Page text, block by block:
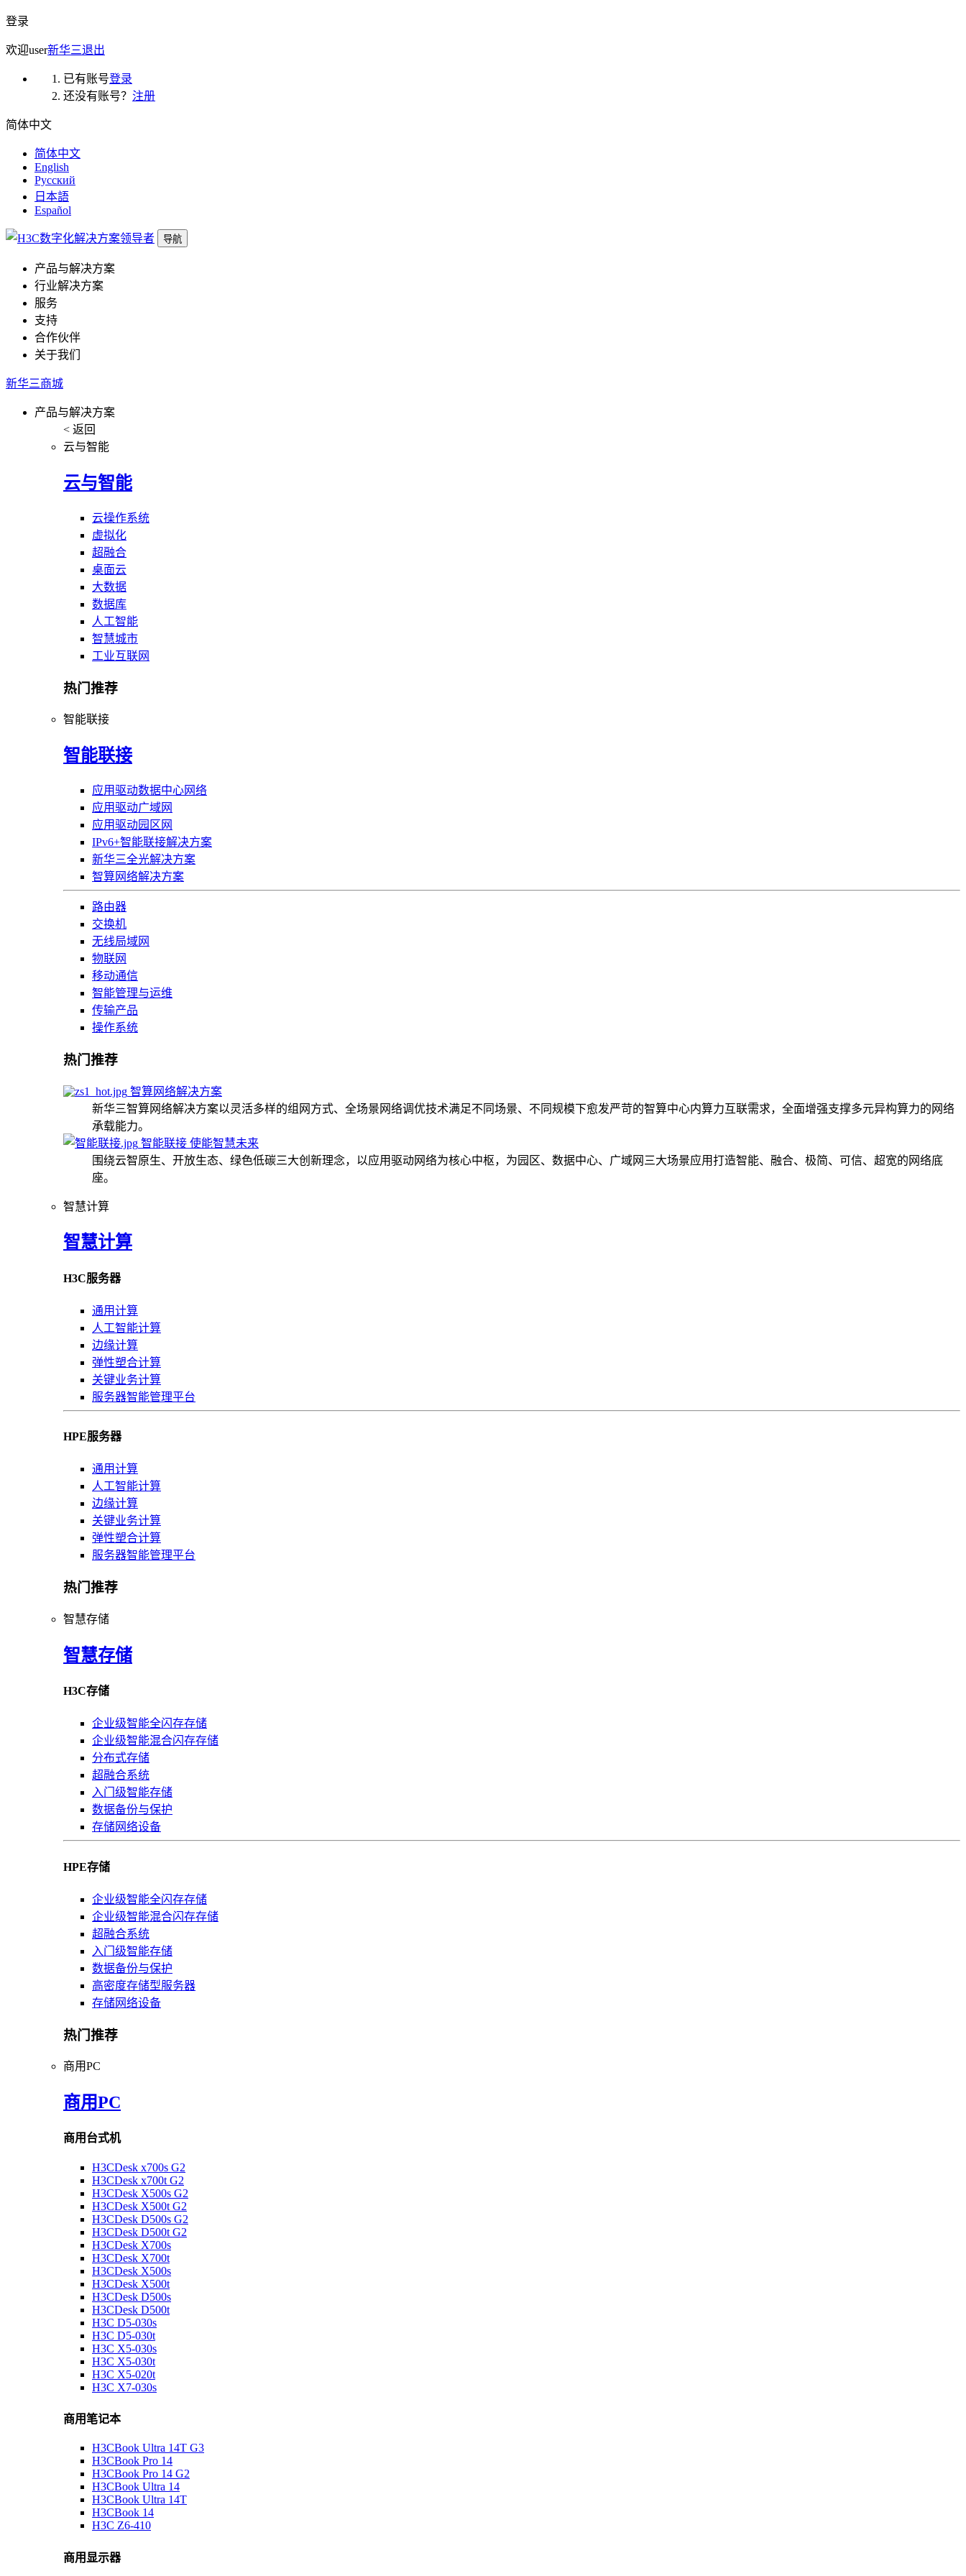
登录
欢迎user新华三退出
已有账号登录
还没有账号？ 注册
简体中文
简体中文
English
Русский
日本語
Español
导航
产品与解决方案
行业解决方案
服务
支持
合作伙伴
关于我们
新华三商城
产品与解决方案
< 返回
云与智能
云与智能
云操作系统
虚拟化
超融合
桌面云
大数据
数据库
人工智能
智慧城市
工业互联网
热门推荐
智能联接
智能联接
应用驱动数据中心网络
应用驱动广域网
应用驱动园区网
IPv6+智能联接解决方案
新华三全光解决方案
智算网络解决方案
路由器
交换机
无线局域网
物联网
移动通信
智能管理与运维
传输产品
操作系统
热门推荐
智算网络解决方案
新华三智算网络解决方案以灵活多样的组网方式、全场景网络调优技术满足不同场景、不同规模下愈发严苛的智算中心内算力互联需求，全面增强支撑多元异构算力的网络
承载能力。
智能联接 使能智慧未来
围绕云智原生、开放生态、绿色低碳三大创新理念，以应用驱动网络为核心中枢，为园区、数据中心、广域网三大场景应用打造智能、融合、极简、可信、超宽的网络底
座。
智慧计算
智慧计算
H3C服务器
通用计算
人工智能计算
边缘计算
弹性塑合计算
关键业务计算
服务器智能管理平台
HPE服务器
通用计算
人工智能计算
边缘计算
关键业务计算
弹性塑合计算
服务器智能管理平台
热门推荐
智慧存储
智慧存储
H3C存储
企业级智能全闪存存储
企业级智能混合闪存存储
分布式存储
超融合系统
入门级智能存储
数据备份与保护
存储网络设备
HPE存储
企业级智能全闪存存储
企业级智能混合闪存存储
超融合系统
入门级智能存储
数据备份与保护
高密度存储型服务器
存储网络设备
热门推荐
商用PC
商用PC
商用台式机
H3CDesk x700s G2
H3CDesk x700t G2
H3CDesk X500s G2
H3CDesk X500t G2
H3CDesk D500s G2
H3CDesk D500t G2
H3CDesk X700s
H3CDesk X700t
H3CDesk X500s
H3CDesk X500t
H3CDesk D500s
H3CDesk D500t
H3C D5-030s
H3C D5-030t
H3C X5-030s
H3C X5-030t
H3C X5-020t
H3C X7-030s
商用笔记本
H3CBook Ultra 14T G3
H3CBook Pro 14
H3CBook Pro 14 G2
H3CBook Ultra 14
H3CBook Ultra 14T
H3CBook 14
H3C Z6-410
商用显示器